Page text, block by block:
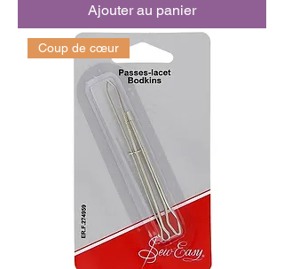
Ajouter au panier
Coup de cœur